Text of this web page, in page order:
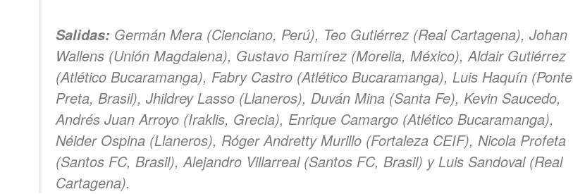
Salidas: Germán Mera (Cienciano, Perú), Teo Gutiérrez (Real Cartagena), Johan
Wallens (Unión Magdalena), Gustavo Ramírez (Morelia, México), Aldair Gutiérrez
(Atlético Bucaramanga), Fabry Castro (Atlético Bucaramanga), Luis Haquín (Ponte
Preta, Brasil), Jhildrey Lasso (Llaneros), Duván Mina (Santa Fe), Kevin Saucedo,
Andrés Juan Arroyo (Iraklis, Grecia), Enrique Camargo (Atlético Bucaramanga),
Néider Ospina (Llaneros), Róger Andretty Murillo (Fortaleza CEIF), Nicola Profeta
(Santos FC, Brasil), Alejandro Villarreal (Santos FC, Brasil) y Luis Sandoval (Real
Cartagena).